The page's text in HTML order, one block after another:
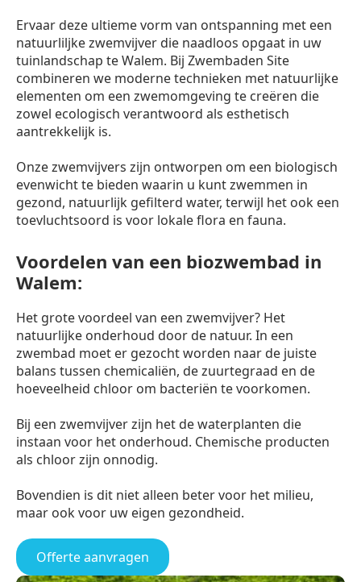
Ervaar deze ultieme vorm van ontspanning met een
natuurliljke zwemvijver die naadloos opgaat in uw
tuinlandschap te Walem. Bij Zwembaden Site
combineren we moderne technieken met natuurlijke
elementen om een zwemomgeving te creëren die
zowel ecologisch verantwoord als esthetisch
aantrekkelijk is.
Onze zwemvijvers zijn ontworpen om een biologisch
evenwicht te bieden waarin u kunt zwemmen in
gezond, natuurlijk gefilterd water, terwijl het ook een
toevluchtsoord is voor lokale flora en fauna.
Voordelen van een biozwembad in
Walem:
Het grote voordeel van een zwemvijver? Het
natuurlijke onderhoud door de natuur. In een
zwembad moet er gezocht worden naar de juiste
balans tussen chemicaliën, de zuurtegraad en de
hoeveelheid chloor om bacteriën te voorkomen.
Bij een zwemvijver zijn het de waterplanten die
instaan voor het onderhoud. Chemische producten
als chloor zijn onnodig.
Bovendien is dit niet alleen beter voor het milieu,
maar ook voor uw eigen gezondheid.
Offerte aanvragen